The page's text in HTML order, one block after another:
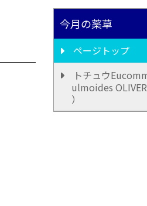
今月の薬草
ページトップ
トチュウ
ulmoides
）